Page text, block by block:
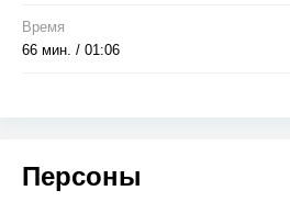
Время
66 мин. / 01:06
Персоны